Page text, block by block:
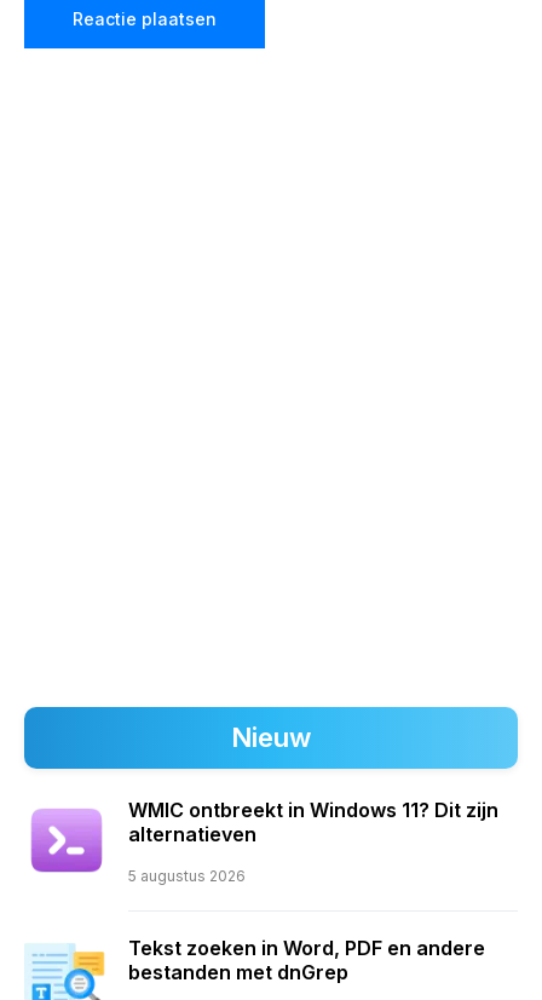
Nieuw
WMIC ontbreekt in Windows 11? Dit zijn
alternatieven
5 augustus 2026
Tekst zoeken in Word, PDF en andere
bestanden met dnGrep